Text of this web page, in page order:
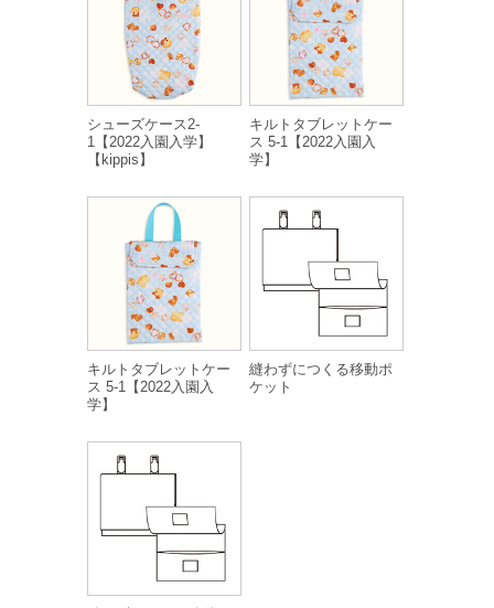
シューズケース2-
1【2022入園入学】
【kippis】
キルトタブレットケー
ス 5-1【2022入園入
学】
キルトタブレットケー
ス 5-1【2022入園入
学】
縫わずにつくる移動ポ
ケット